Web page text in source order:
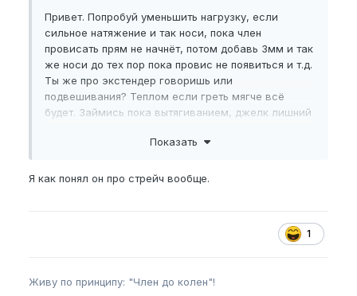
Привет. Попробуй уменьшить нагрузку, если
сильное натяжение и так носи, пока член
провисать прям не начнёт, потом добавь 3мм и так
же носи до тех пор пока провис не появиться и т.д.
Ты же про экстендер говоришь или
подвешивания? Теплом если греть мягче всё
будет. Займись пока вытягиванием, джелк лишний
Показать
Я как понял он про стрейч вообще.
1
Живу по принципу: "Член до колен"!